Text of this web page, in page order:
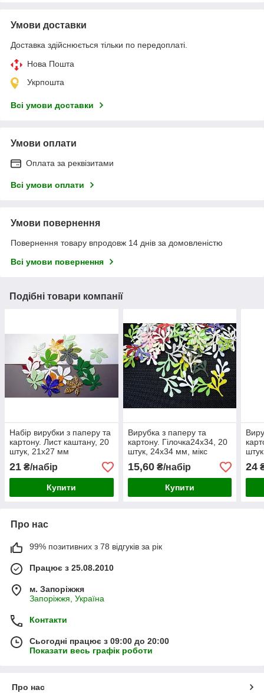
Умови доставки
Доставка здійснюється тільки по передоплаті.
Нова Пошта
Укрпошта
Всі умови доставки
Умови оплати
Оплата за реквізитами
Всі умови оплати
Умови повернення
Повернення товару впродовж 14 днів за домовленістю
Всі умови повернення
Подібні товари компанії
Набір вирубки з паперу та
картону. Лист каштану, 20
штук, 21х27 мм
21 ₴/набір
Купити
Вирубка з паперу та
картону. Гілочка24х34, 20
штук, 24х34 мм, мікс
15,60₴/набір
Купити
24
Про нас
99% позитивних з 78 відгуків за рік
Працює з 25.08.2010
м. Запоріжжя
Запоріжжя, Україна
Контакти
Сьогодні працює з 09:00 до 20:00
Показати весь графік роботи
Про нас